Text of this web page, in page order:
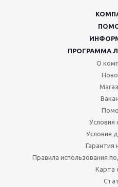
ПРОГРАММА
О
Условия
Условия
Гарантия
Правила использования
Карта